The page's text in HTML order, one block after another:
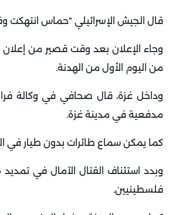
قال الجيش الإسرائيلي "حماس انتهكت
وجاء الإعلان بعد وقت قصير من
من اليوم الأول من الهدنة.
وداخل غزة، قال صحافي في وكالة
مدفعية في مدينة غزة.
كما يمكن سماع طائرات بدون طيار في
وبدد استئناف القتال الآمال في
فلسطينيين.